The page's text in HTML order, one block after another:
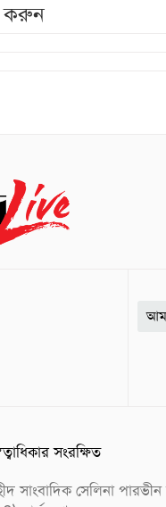
করুন
সংরক্ষিত
সাংবাদিক সেলিনা